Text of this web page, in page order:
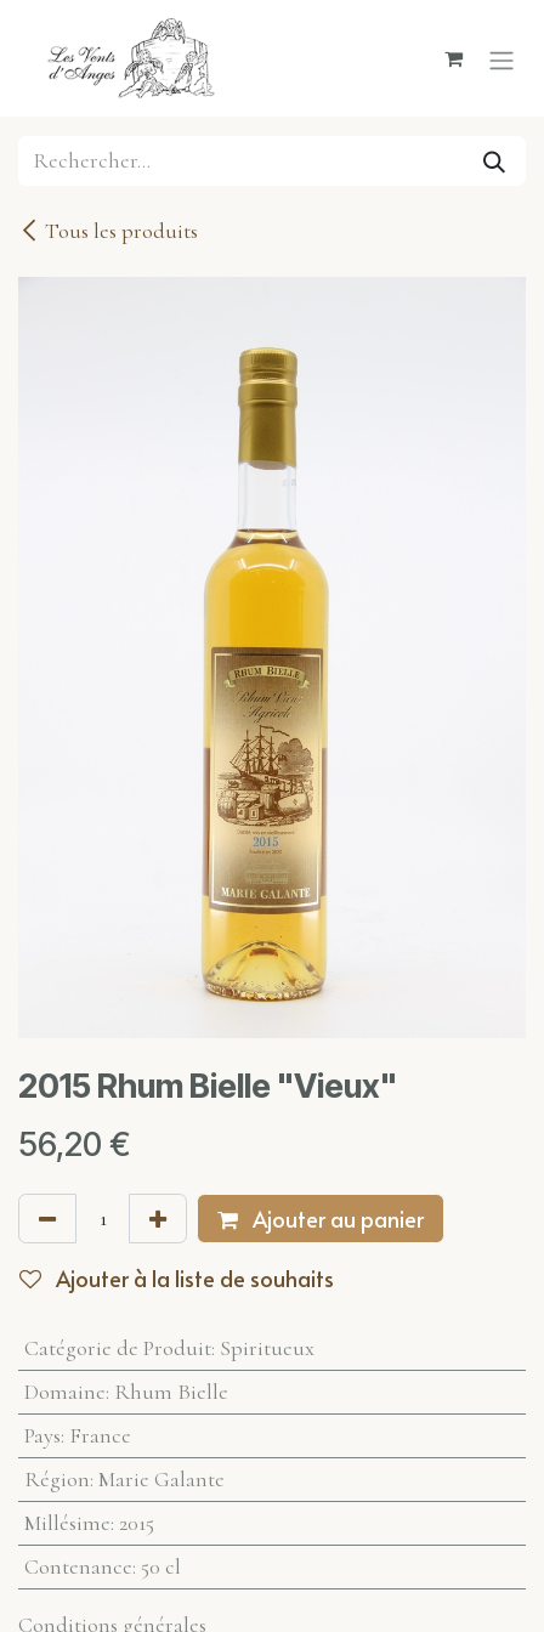
Se rendre au contenu
Tous les produits
2015 Rhum Bielle "Vieux"
56,20 €
Ajouter au panier
Ajouter à la liste de souhaits
Catégorie de Produit: Spiritueux
Domaine: Rhum Bielle
Pays: France
Région: Marie Galante
Millésime: 2015
Contenance: 50 cl
Conditions générales